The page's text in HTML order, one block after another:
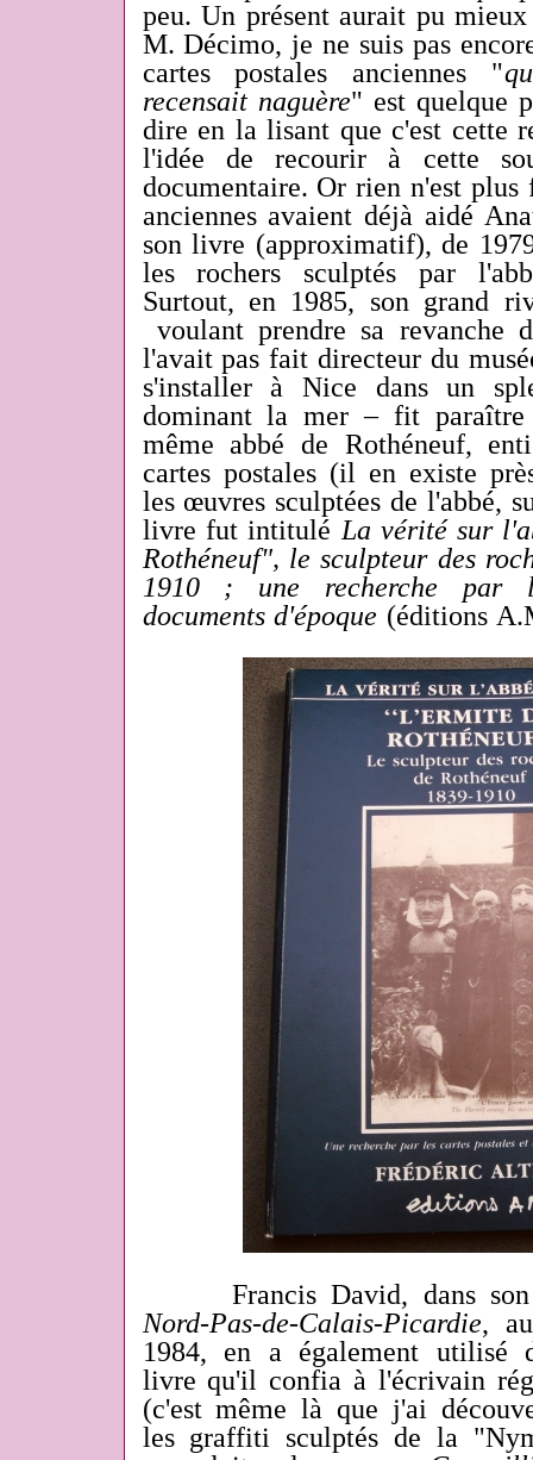
peu. Un présent aurait pu
M. Décimo, je ne suis pas
cartes postales anciennes "
recensait naguère" est quelque
dire en la lisant que c'est cette
l'idée de recourir à cette
documentaire. Or rien n'est plus
anciennes avaient déjà aidé
son livre (approximatif), de
les rochers sculptés par
Surtout, en 1985, son grand
voulant prendre sa revanche
l'avait pas fait directeur du
s'installer à Nice dans un
dominant la mer – fit
même abbé de Rothéneuf,
cartes postales (il en existe
les œuvres sculptées de l'abbé,
livre fut intituléLa vérité sur
Rothéneuf", le sculpteur des
1910 ; une recherche par
documents d'époque (éditions
Francis David, dans
Nord-Pas-de-Calais-Picardie,
1984, en a également utilisé
livre qu'il confia à l'écrivain
(c'est même là que j'ai
les graffiti sculptés de la